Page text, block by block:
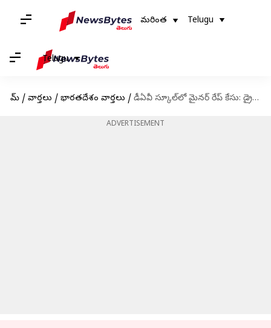
మరింత Telugu
Telugu
హోమ్ / వార్తలు / భారతదేశం వార్తలు / డీఏవీ స్కూల్‌లో మైనర్ రేప్ కేసు: డ్రైవర్‌కు 20 ఏళ్ల జైలు శిక్ష
ADVERTISEMENT